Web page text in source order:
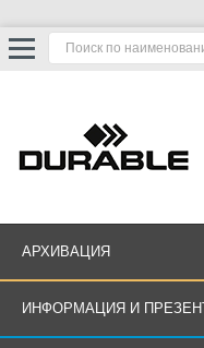
АРХИВАЦИЯ
ИНФОРМАЦИЯ И